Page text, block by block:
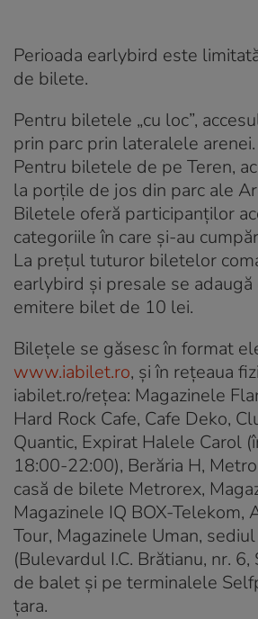
Perioada earlybird este
de bilete.
Pentru biletele „cu loc”,
prin parc prin lateralele arenei.
Pentru biletele de pe Teren,
la porțile de jos din parc ale
Biletele oferă participanților
categoriile în care și-au
La prețul tuturor biletelor
earlybird și presale se
emitere bilet de 10 lei.
Bilețele se găsesc în format
www.iabilet.ro, și în rețeaua
iabilet.ro/rețea: Magazinele
Hard Rock Cafe, Cafe Deko,
Quantic, Expirat Halele Carol
18:00-22:00), Berăria H,
casă de bilete Metrorex,
Magazinele IQ BOX-Telekom,
Tour, Magazinele Uman,
(Bulevardul I.C. Brătianu, nr. 6,
de balet și pe terminalele
țara.